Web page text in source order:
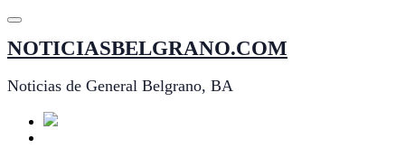
Saltar
contenido
NOTICIASBELGRANO.COM
Noticias de General Belgrano, BA